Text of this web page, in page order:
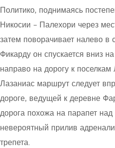
Политико, поднимаясь
Никосии – Палехори через
затем поворачивает налево в
Фикарду он спускается вниз
направо на дорогу к
Лазаниас маршрут следует
дороге, ведущей к деревне
дорога похожа на парапет
невероятный прилив
трепета.